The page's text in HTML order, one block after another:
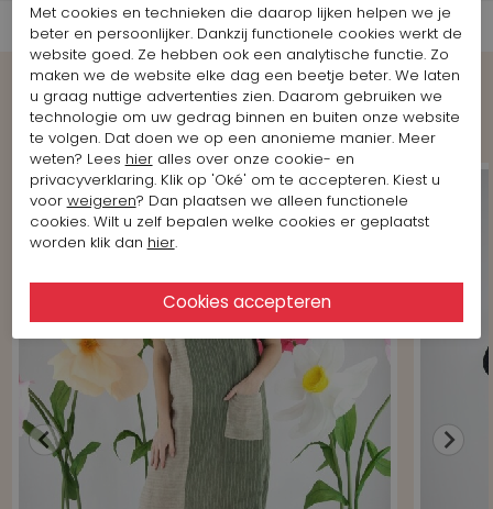
Shop the Look
Met cookies en technieken die daarop lijken helpen we je
beter en persoonlijker. Dankzij functionele cookies werkt de
website goed. Ze hebben ook een analytische functie. Zo
maken we de website elke dag een beetje beter. We laten
u graag nuttige advertenties zien. Daarom gebruiken we
technologie om uw gedrag binnen en buiten onze website
te volgen. Dat doen we op een anonieme manier. Meer
weten? Lees hieralles over onze cookie- en
privacyverklaring. Klik op 'Oké' om te accepteren. Kiest u
voor weigeren? Dan plaatsen we alleen functionele
cookies. Wilt u zelf bepalen welke cookies er geplaatst
worden klik dan hier.